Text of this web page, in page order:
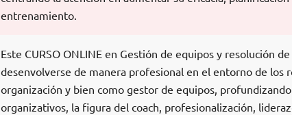
entrenamiento.
Este CURSO ONLINE en Gestión de equipos y resolución
desenvolverse de manera profesional en el entorno de los
organización y bien como gestor de equipos,
organizativos, la figura del coach, profesionalización,